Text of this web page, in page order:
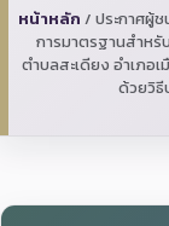
หน้าหลัก / ประกาศผู้
การมาตรฐานสำห
ตำบลสะเดียง อำเภอ
ด้วยวิธี